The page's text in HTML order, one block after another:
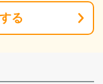
する